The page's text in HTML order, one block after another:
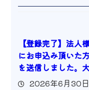
【登録完了】法人
にお申込み頂いた
を送信しました。
2026年6月30日